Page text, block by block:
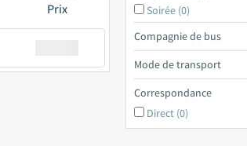
Prix
Soirée (0)
Compagnie de bus
Mode de transport
Correspondance
Direct (0)